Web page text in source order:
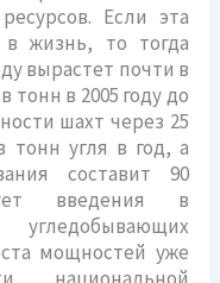
Если эта
в жизнь, то тогда
вырастет почти в
тонн в 2005 году до
шахт через 25
тонн угля в год, а
составит 90
введения в
мощностей уже
национальной